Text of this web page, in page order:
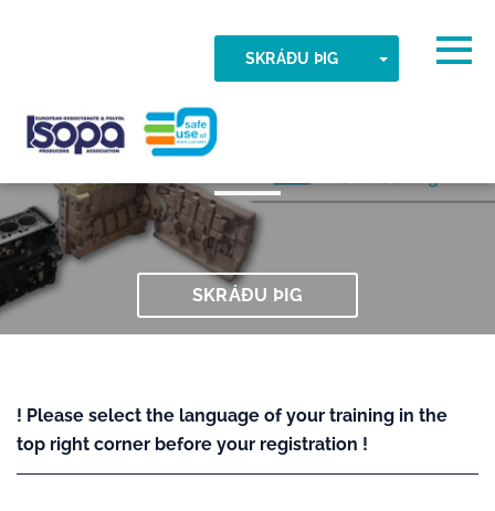
SKRÁÐU ÞIG TOGGLE
ISOPA-AISBL
012 Umsóknir um steypu
SKRÁÐU ÞIG
! Please select the language of your training in the
top right corner before your registration !